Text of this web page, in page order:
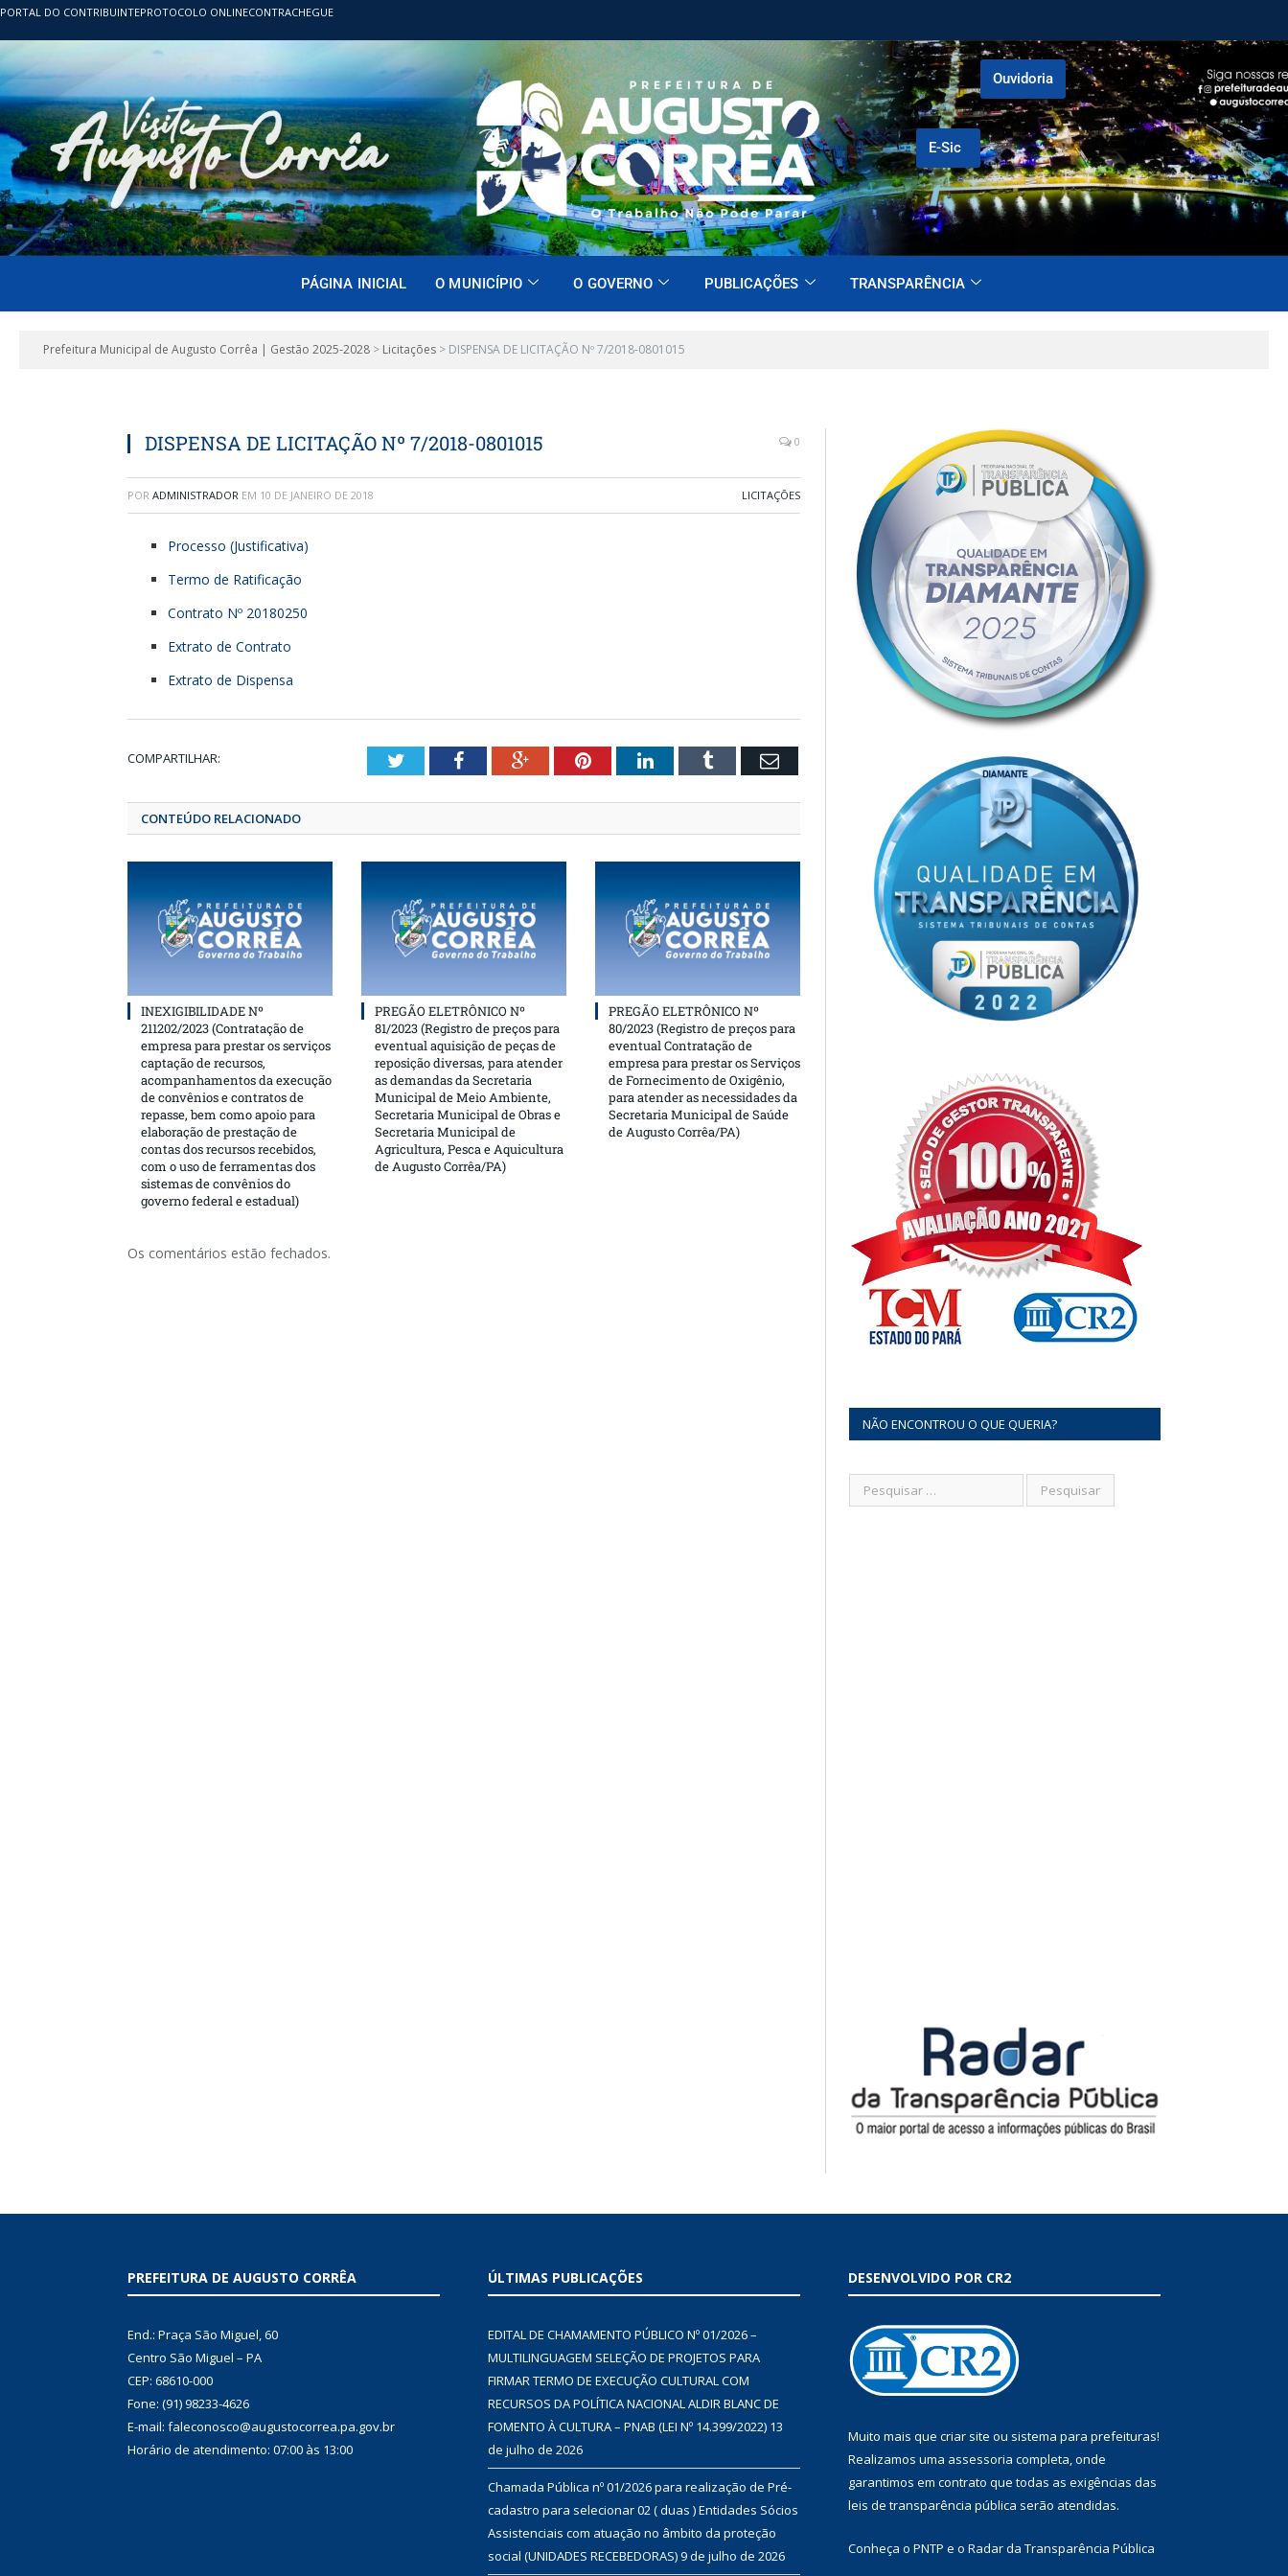
PORTAL DO CONTRIBUINTEPROTOCOLO ONLINECONTRACHEGUE
E-Sic
Ouvidoria
PÁGINA INICIAL O MUNICÍPIO O GOVERNO PUBLICAÇÕES TRANSPARÊNCIA
Prefeitura Municipal de Augusto Corrêa | Gestão 2025-2028 > Licitações > DISPENSA DE LICITAÇÃO Nº 7/2018-0801015
DISPENSA DE LICITAÇÃO Nº 7/2018-0801015 0
POR ADMINISTRADOR EM 10 DE JANEIRO DE 2018 LICITAÇÕES
Processo (Justificativa)
Termo de Ratificação
Contrato Nº 20180250
Extrato de Contrato
Extrato de Dispensa
COMPARTILHAR: TwitterFacebookGoogle+Pinterest
LinkedInTumblrEmail
CONTEÚDO RELACIONADO
INEXIGIBILIDADE Nº
211202/2023 (Contratação de
empresa para prestar os serviços
captação de recursos,
acompanhamentos da execução
de convênios e contratos de
repasse, bem como apoio para
elaboração de prestação de
contas dos recursos recebidos,
com o uso de ferramentas dos
sistemas de convênios do
governo federal e estadual)
PREGÃO ELETRÔNICO Nº
81/2023 (Registro de preços para
eventual aquisição de peças de
reposição diversas, para atender
as demandas da Secretaria
Municipal de Meio Ambiente,
Secretaria Municipal de Obras e
Secretaria Municipal de
Agricultura, Pesca e Aquicultura
de Augusto Corrêa/PA)
PREGÃO ELETRÔNICO Nº
80/2023 (Registro de preços para
eventual Contratação de
empresa para prestar os Serviços
de Fornecimento de Oxigênio,
para atender as necessidades da
Secretaria Municipal de Saúde
de Augusto Corrêa/PA)
Os comentários estão fechados.
NÃO ENCONTROU O QUE QUERIA?
PREFEITURA DE AUGUSTO CORRÊA
End.: Praça São Miguel, 60
Centro São Miguel – PA
CEP: 68610-000
Fone: (91) 98233-4626
E-mail: faleconosco@augustocorrea.pa.gov.br
Horário de atendimento: 07:00 às 13:00
ÚLTIMAS PUBLICAÇÕES
EDITAL DE CHAMAMENTO PÚBLICO Nº 01/2026 –
MULTILINGUAGEM SELEÇÃO DE PROJETOS PARA
FIRMAR TERMO DE EXECUÇÃO CULTURAL COM
RECURSOS DA POLÍTICA NACIONAL ALDIR BLANC DE
FOMENTO À CULTURA – PNAB (LEI Nº 14.399/2022) 13
de julho de 2026
Chamada Pública nº 01/2026 para realização de Pré-
cadastro para selecionar 02 ( duas ) Entidades Sócios
Assistenciais com atuação no âmbito da proteção
social (UNIDADES RECEBEDORAS)9 de julho de 2026
DESENVOLVIDO POR CR2
Muito mais que criar site ou sistema para prefeituras!
Realizamos uma assessoria completa, onde
garantimos em contrato que todas as exigências das
leis de transparência pública serão atendidas.
Conheça o PNTP e o Radar da Transparência Pública